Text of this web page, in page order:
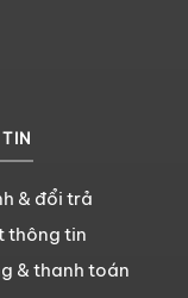
& đổi trả
thông tin
& thanh toán